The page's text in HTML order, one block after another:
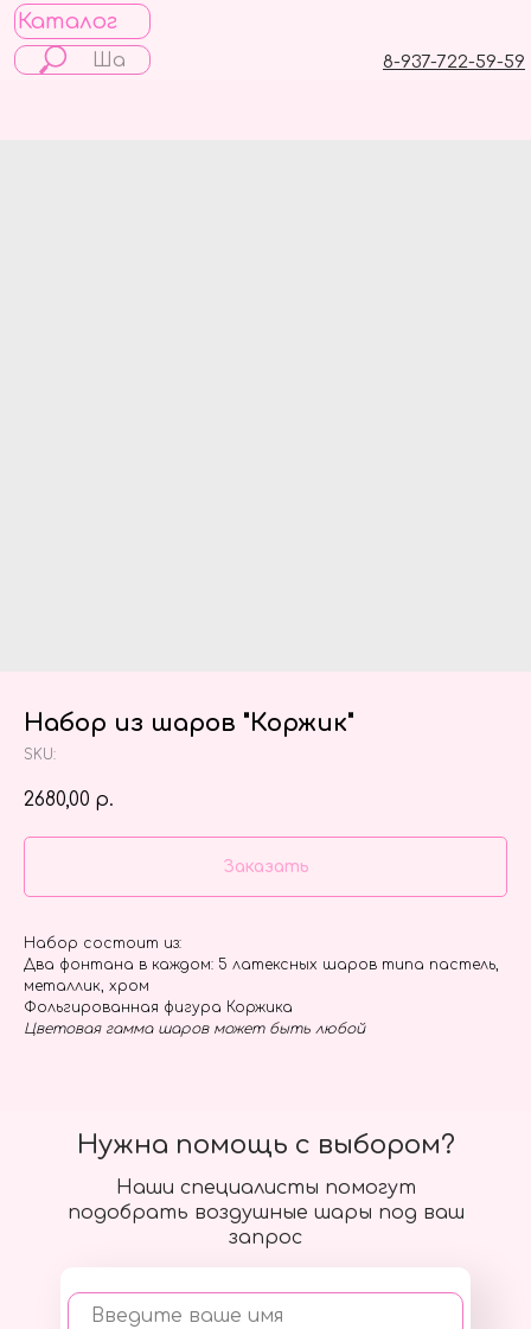
Каталог
8-937-722-59-59
Набор из шаров "Коржик"
SKU:
2680,00 р.
Заказать
Набор состоит из:
Два фонтана в каждом: 5 латексных шаров типа пастель,
металлик, хром
Фольгированная фигура Коржика
Цветовая гамма шаров может быть любой
Наши специалисты помогут
подобрать воздушные шары под ваш
запрос
Введите ваше имя
Нужна помощь с выбором?